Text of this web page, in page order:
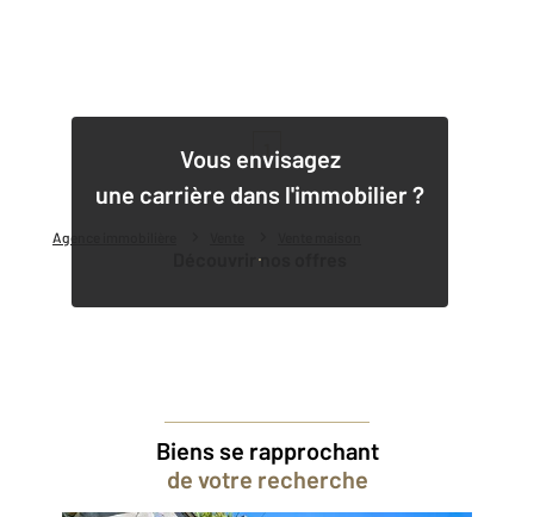
Agence immobilière
Vous envisagez
une carrière dans l'immobilier ?
Découvrir nos offres
Biens se rapprochant
de votre recherche